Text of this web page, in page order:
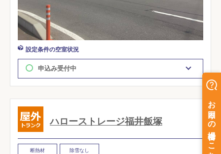
設定条件の空室状況
申込み受付中
ハローストレージ福井飯塚
断熱材 除雪なし